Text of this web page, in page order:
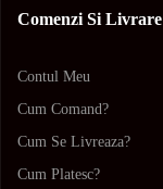
Comenzi Si Livrare
Contul Meu
Cum Comand?
Cum Se Livreaza?
Cum Platesc?